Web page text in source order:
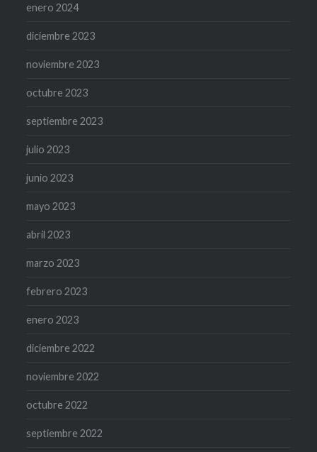
enero 2024
diciembre 2023
noviembre 2023
octubre 2023
septiembre 2023
julio 2023
junio 2023
mayo 2023
abril 2023
marzo 2023
febrero 2023
enero 2023
diciembre 2022
noviembre 2022
octubre 2022
septiembre 2022